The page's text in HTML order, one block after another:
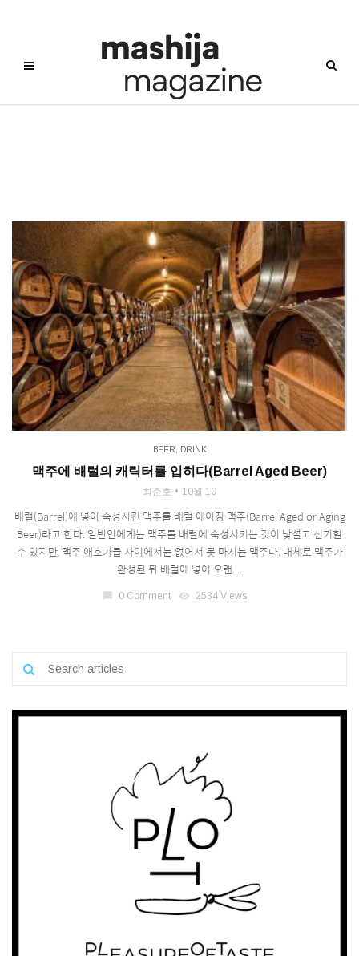
BEER, DRINK
맥주에 배럴의 캐릭터를 입히다(Barrel Aged Beer)
최준호 10월 10
배럴(Barrel)에 넣어 숙성시킨 맥주를 배럴 에이징 맥주(Barrel Aged or Aging
Beer)라고 한다. 일반인에게는 맥주를 배럴에 숙성시키는 것이 낯설고 신기할
수 있지만, 맥주 애호가들 사이에서는 없어서 못 마시는 맥주다. 대체로 맥주가
완성된 뒤 배럴에 넣어 오랜 ...
chat_bubble 0 Comment visibility 2534 Views